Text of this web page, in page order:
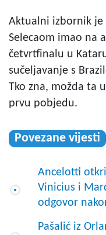
Aktualni izbornik je
Selecaom imao na
četvrtfinalu u
sučeljavanje s
Tko zna, možda ta
prvu pobjedu.
Povezane vijesti
Ancelotti
Vinicius i
odgovor
Pašalić iz